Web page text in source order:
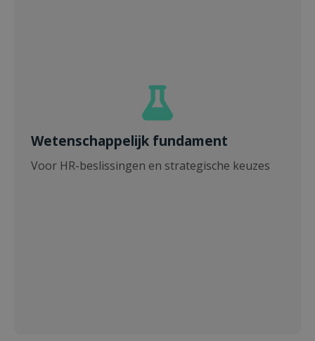
Wetenschappelijk fundament
Voor HR-beslissingen en strategische keuzes